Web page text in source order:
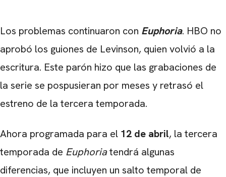
Los problemas continuaron con Euphoria. HBO no
aprobó los guiones de Levinson, quien volvió a la
escritura. Este parón hizo que las grabaciones de
la serie se pospusieran por meses y retrasó el
estreno de la tercera temporada.
Ahora programada para el 12 de abril, la tercera
temporada de Euphoriatendrá algunas
diferencias, que incluyen un salto temporal de